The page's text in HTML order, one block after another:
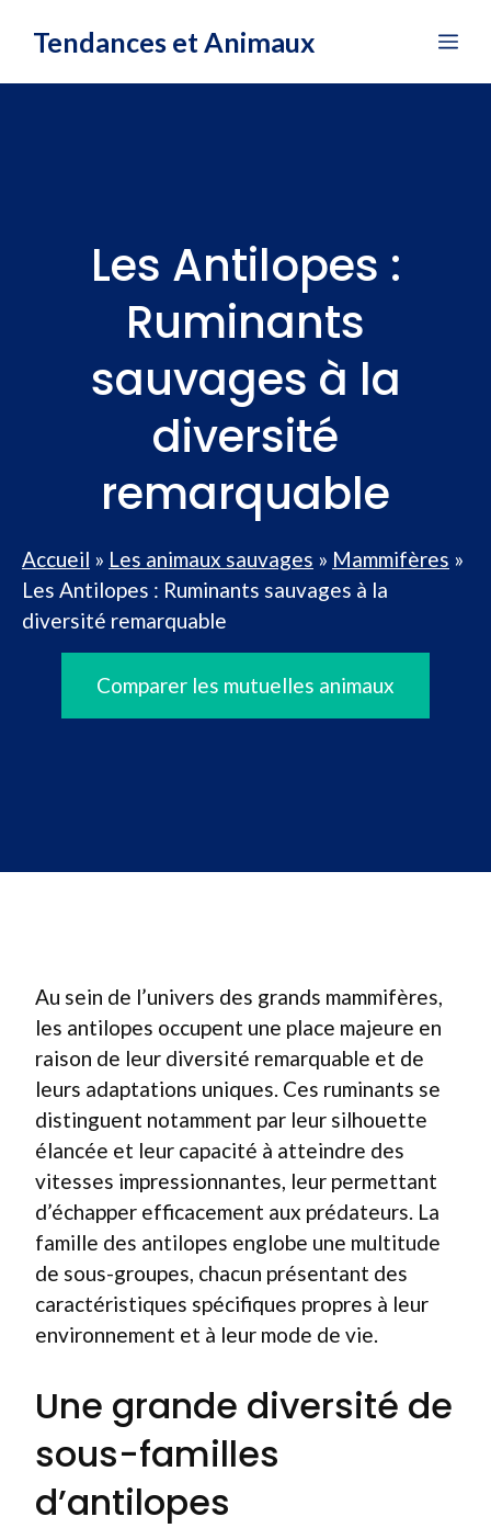
Tendances et Animaux
Les Antilopes :
Ruminants
sauvages à la
diversité
remarquable
Accueil » Les animaux sauvages » Mammifères »
Les Antilopes : Ruminants sauvages à la
diversité remarquable
Comparer les mutuelles animaux
Au sein de l’univers des grands mammifères,
les antilopes occupent une place majeure en
raison de leur diversité remarquable et de
leurs adaptations uniques. Ces ruminants se
distinguent notamment par leur silhouette
élancée et leur capacité à atteindre des
vitesses impressionnantes, leur permettant
d’échapper efficacement aux prédateurs. La
famille des antilopes englobe une multitude
de sous-groupes, chacun présentant des
caractéristiques spécifiques propres à leur
environnement et à leur mode de vie.
Une grande diversité de
sous-familles
d’antilopes